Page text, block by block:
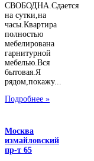
СВОБОДНА.Сдается
на сутки,на
часы.Квартира
полностью
мебелирована
гарнитурной
мебелью.Вся
бытовая.Я
рядом,покажу...
Подробнее »
Москва
измайловский
пр-т 65